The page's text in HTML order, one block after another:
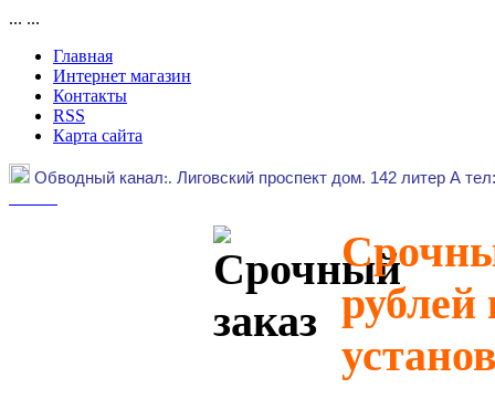
... ...
Главная
Интернет магазин
Контакты
RSS
Карта сайта
Обводный канал:. Лиговский проспект дом. 142 литер А
рублей